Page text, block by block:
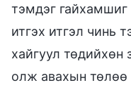
тэмдэг гайхамшиг
итгэх итгэл чинь
хайгуул төдийхөн
олж авахын төлөө